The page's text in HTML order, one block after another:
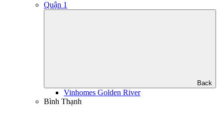
Quận 1
Back
Vinhomes Golden River
Bình Thạnh